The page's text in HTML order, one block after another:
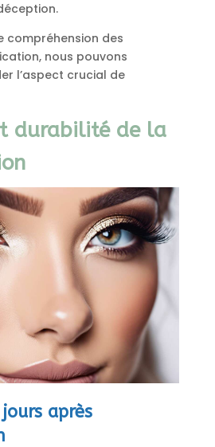
compréhension des
nous pouvons
l’aspect crucial de
durabilité de la
après